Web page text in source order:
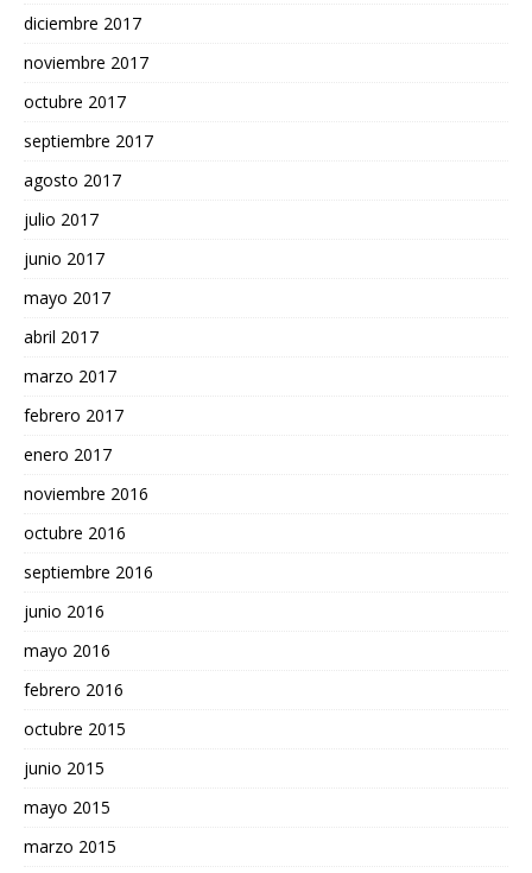
diciembre 2017
noviembre 2017
octubre 2017
septiembre 2017
agosto 2017
julio 2017
junio 2017
mayo 2017
abril 2017
marzo 2017
febrero 2017
enero 2017
noviembre 2016
octubre 2016
septiembre 2016
junio 2016
mayo 2016
febrero 2016
octubre 2015
junio 2015
mayo 2015
marzo 2015